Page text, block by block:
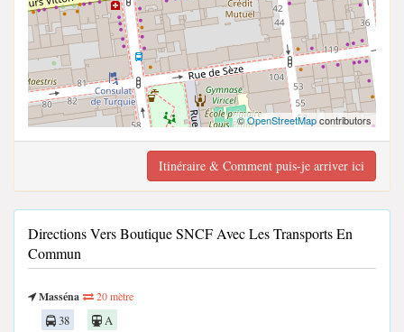
©OpenStreetMapcontributors
Itinéraire & Comment puis-je arriver ici
Directions Vers Boutique SNCF Avec Les Transports En
Commun
Masséna 20 mètre
38
A